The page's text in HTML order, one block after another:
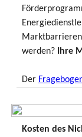
werden?
Ihre
Der
Kosten des